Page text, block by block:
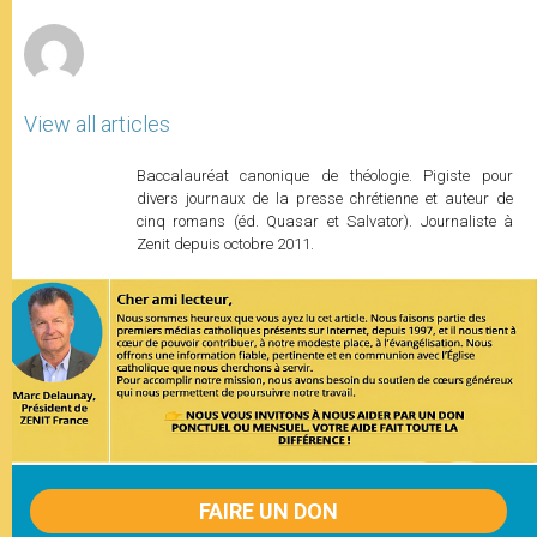
View all articles
Baccalauréat canonique de théologie. Pigiste pour
divers journaux de la presse chrétienne et auteur de
cinq romans (éd. Quasar et Salvator). Journaliste à
Zenit depuis octobre 2011.
FAIRE UN DON